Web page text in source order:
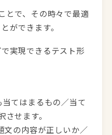
とで、その時々で最適
ができます。
実現できるテスト形
当てはまるもの／当て
せます。
文の内容が正しいか／